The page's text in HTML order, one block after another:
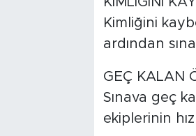
Kimliğini
ardından
GEÇ KALAN
Sınava geç
ekiplerinin